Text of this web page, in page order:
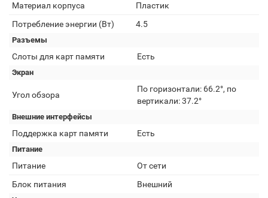
Материал корпуса
Пластик
Потребление энергии (Вт)
4.5
Разъемы
Слоты для карт памяти Есть
Экран
Угол обзора
По горизонтали: 66.2°, по
вертикали: 37.2°
Внешние интерфейсы
Поддержка карт памяти Есть
Питание
Питание
От сети
Блок питания
Внешний